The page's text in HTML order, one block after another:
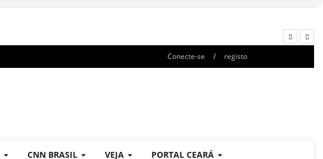
Conecte-se / registo
CNN BRASIL VEJA PORTAL CEARÁ